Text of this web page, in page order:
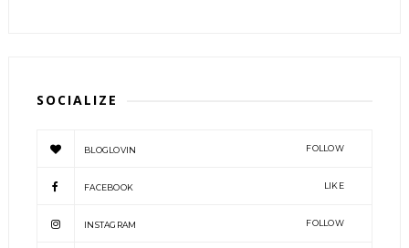
SOCIALIZE
BLOGLOVIN FOLLOW
FACEBOOK LIKE
INSTAGRAM FOLLOW